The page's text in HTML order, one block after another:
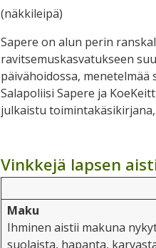
(näkkileipä)
Sapere on alun perin
ravitsemuskasvatukseen
päivähoidossa,
Salapoliisi Sapere ja
julkaistu
Vinkkejä lapsen
Maku
Ihminen aistii makuna
suolaista, hapanta,